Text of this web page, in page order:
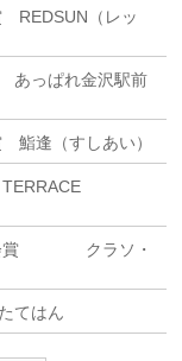
REDSUN（レッ
あっぱれ金沢駅前
鮨逢（すしあい）
合会賞 クラソ・
てはん